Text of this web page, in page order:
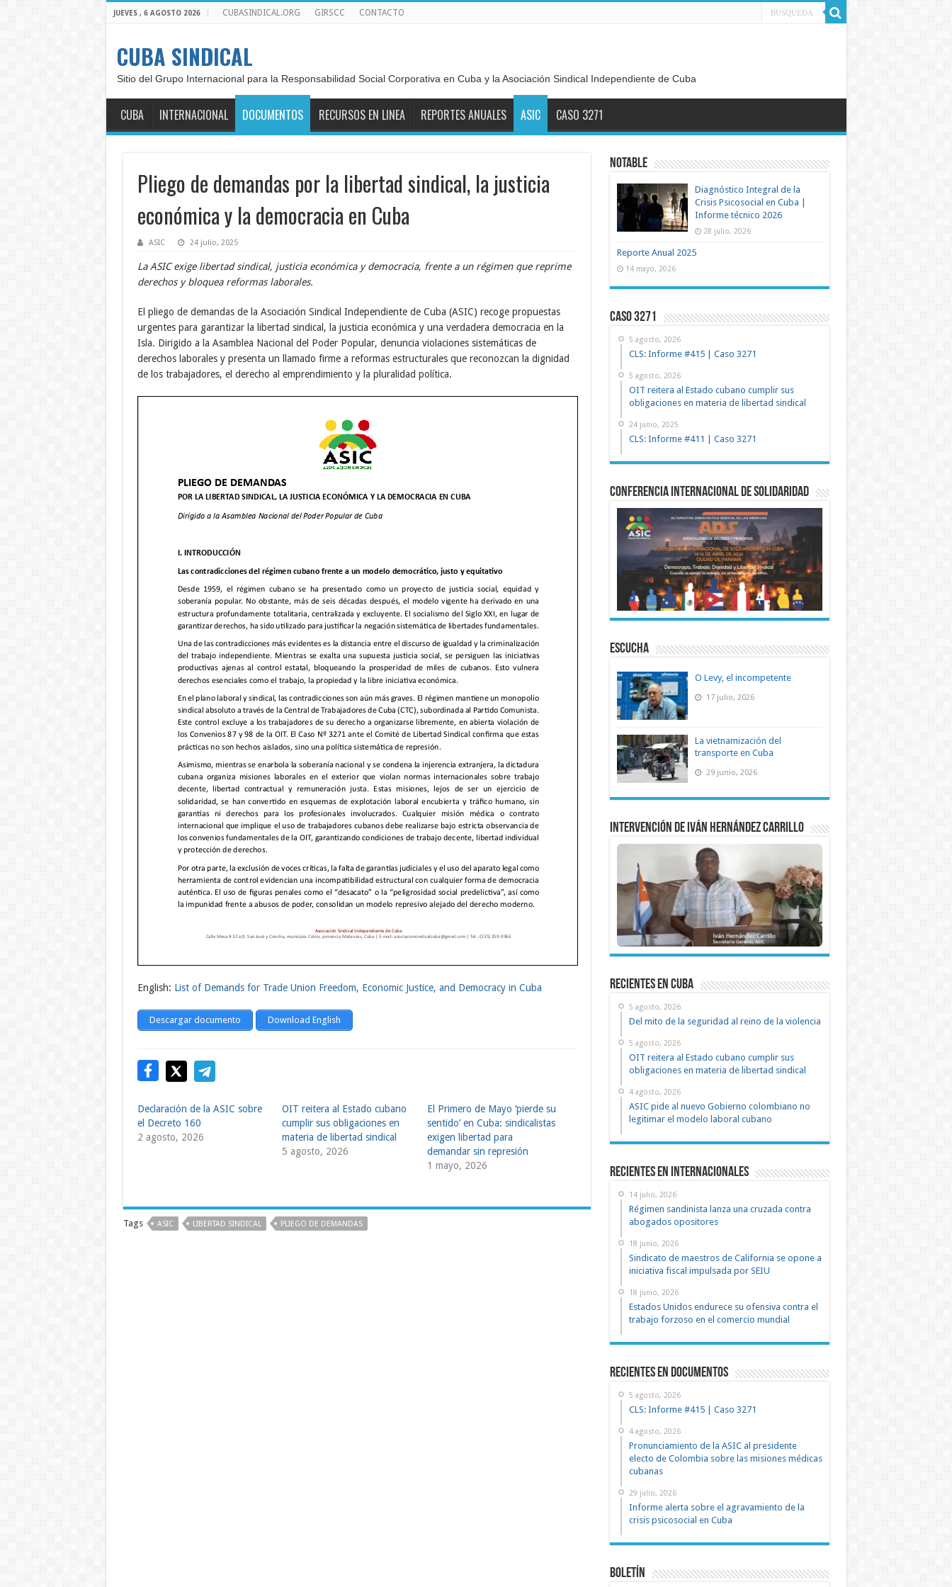
JUEVES , 6 AGOSTO 2026 CUBASINDICAL.ORG GIRSCC CONTACTO
CUBA SINDICAL
Sitio del Grupo Internacional para la Responsabilidad Social Corporativa en Cuba y la Asociación Sindical Independiente de Cuba
CUBA INTERNACIONAL DOCUMENTOS RECURSOS EN LINEA REPORTES ANUALES ASIC CASO 3271
Pliego de demandas por la libertad sindical, la justicia
económica y la democracia en Cuba
ASIC 24 julio, 2025
La ASIC exige libertad sindical, justicia económica y democracia, frente a un régimen que reprime
derechos y bloquea reformas laborales.
El pliego de demandas de la Asociación Sindical Independiente de Cuba (ASIC) recoge propuestas
urgentes para garantizar la libertad sindical, la justicia económica y una verdadera democracia en la
Isla. Dirigido a la Asamblea Nacional del Poder Popular, denuncia violaciones sistemáticas de
derechos laborales y presenta un llamado firme a reformas estructurales que reconozcan la dignidad
de los trabajadores, el derecho al emprendimiento y la pluralidad política.
English: List of Demands for Trade Union Freedom, Economic Justice, and Democracy in Cuba
Descargar documento Download English
Declaración de la ASIC sobre
el Decreto 160
2 agosto, 2026
OIT reitera al Estado cubano
cumplir sus obligaciones en
materia de libertad sindical
5 agosto, 2026
El Primero de Mayo ‘pierde su
sentido’ en Cuba: sindicalistas
exigen libertad para
demandar sin represión
1 mayo, 2026
Tags ASIC LIBERTAD SINDICAL PLIEGO DE DEMANDAS
NOTABLE
Diagnóstico Integral de la
Crisis Psicosocial en Cuba |
Informe técnico 2026
28 julio, 2026
Reporte Anual 2025
14 mayo, 2026
Caso 3271
5 agosto, 2026
CLS: Informe #415 | Caso 3271
5 agosto, 2026
OIT reitera al Estado cubano cumplir sus
obligaciones en materia de libertad sindical
24 junio, 2025
CLS: Informe #411 | Caso 3271
Conferencia Internacional de Solidaridad
ESCUCHA
O Levy, el incompetente
17 julio, 2026
La vietnamización del
transporte en Cuba
29 junio, 2026
Intervención de Iván Hernández Carrillo
recientes en cuba
5 agosto, 2026
Del mito de la seguridad al reino de la violencia
5 agosto, 2026
OIT reitera al Estado cubano cumplir sus
obligaciones en materia de libertad sindical
4 agosto, 2026
ASIC pide al nuevo Gobierno colombiano no
legitimar el modelo laboral cubano
Recientes en Internacionales
14 julio, 2026
Régimen sandinista lanza una cruzada contra
abogados opositores
18 junio, 2026
Sindicato de maestros de California se opone a
iniciativa fiscal impulsada por SEIU
18 junio, 2026
Estados Unidos endurece su ofensiva contra el
trabajo forzoso en el comercio mundial
recientes en documentos
5 agosto, 2026
CLS: Informe #415 | Caso 3271
4 agosto, 2026
Pronunciamiento de la ASIC al presidente
electo de Colombia sobre las misiones médicas
cubanas
29 julio, 2026
Informe alerta sobre el agravamiento de la
crisis psicosocial en Cuba
Boletín